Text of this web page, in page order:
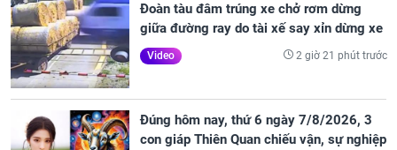
Đoàn tàu đâm trúng xe chở rơm dừng
giữa đường ray do tài xế say xỉn dừng xe
Video 2 giờ 21 phút trước
Đúng hôm nay, thứ 6 ngày 7/8/2026, 3
con giáp Thiên Quan chiếu vận, sự nghiệp